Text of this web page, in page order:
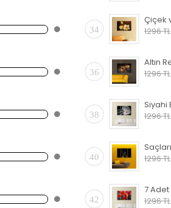
34
1296 TL
36
1296 TL
38
1296 TL
40
1296 TL
42
1296 TL